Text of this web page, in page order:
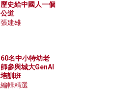
歷史給中國人一個
公道
張建雄
60名中小特幼老
師參與城大GenAI
培訓班
編輯精選